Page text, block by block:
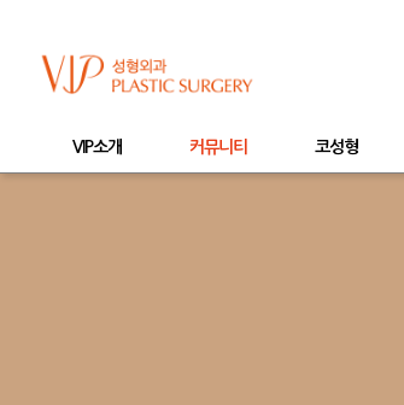
VIP소개 커뮤니티 코성형